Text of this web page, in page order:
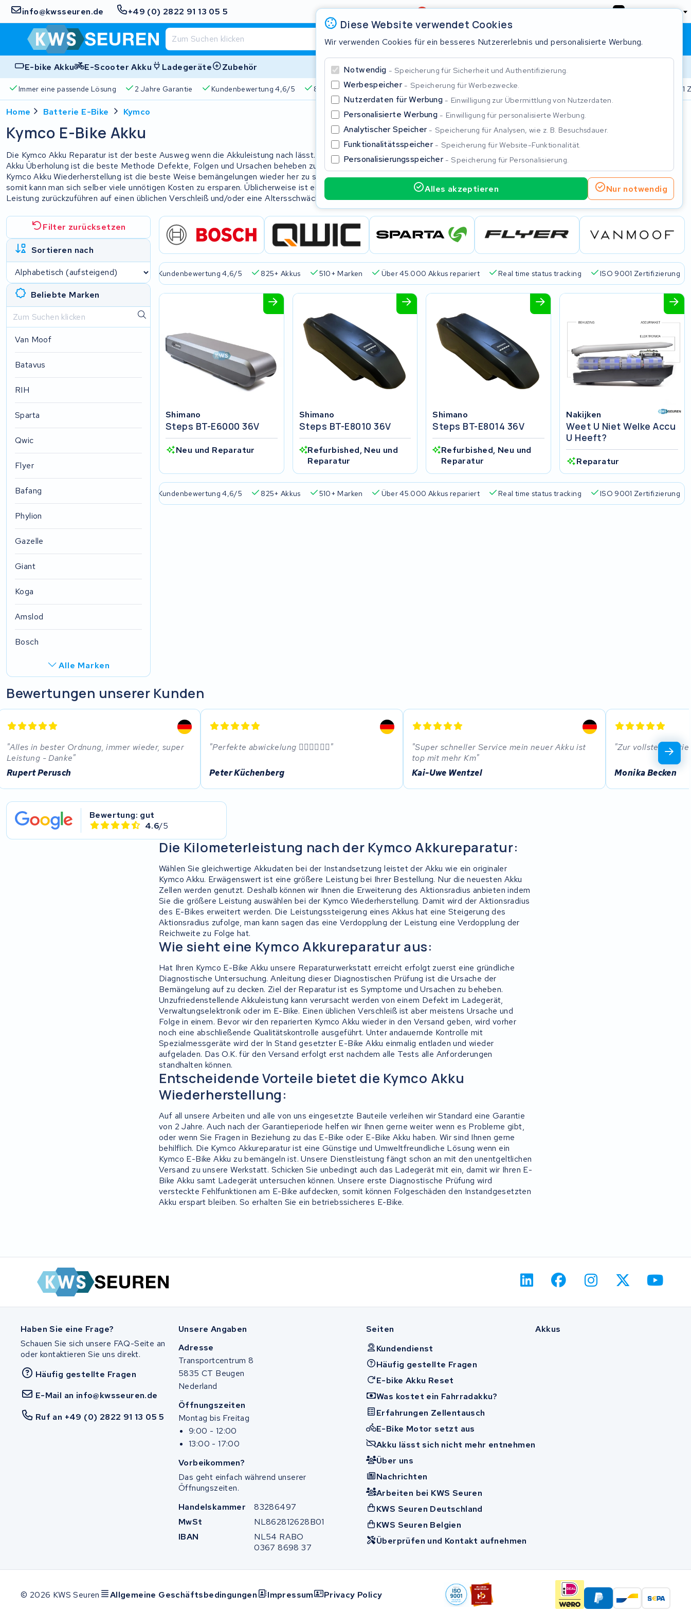
info@kwsseuren.de +49 (0) 2822 91 13 05 5 Bewertung4,6/5 Deutschland
Warenkorb Anmeldung
E-bike Akku E-Scooter Akku Ladegeräte Zubehör
Immer eine passende Lösung 2 Jahre Garantie Kundenbewertung 4,6/5 825+ Akkus 510+ Marken Über 45.000 Akkus repariert ISO 9001
Diese Website verwendet Cookies
Wir verwenden Cookies für ein besseres Nutzererlebnis und personalisierte Werbung.
Notwendig Speicherung für Sicherheit und Authentifizierung.
Werbespeicher Speicherung für Werbezwecke.
Nutzerdaten für Werbung Einwilligung zur Übermittlung von Nutzerdaten.
Personalisierte Werbung Einwilligung für personalisierte Werbung.
Analytischer Speicher Speicherung für Analysen, wie z. B. Besuchsdauer.
Funktionalitätsspeicher Speicherung für Website-Funktionalität.
Personalisierungsspeicher Speicherung für Personalisierung.
Alles akzeptieren Nur notwendig
Home Batterie E-Bike Kymco
Kymco E-Bike Akku
Die Kymco Akku Reparatur ist der beste Ausweg wenn die Akkuleistung nach lässt. Die E-Bike
Akku Überholung ist die beste Methode Defekte, Folgen und Ursachen beheben zu lassen. Die
Kymco Akku Wiederherstellung ist die beste Weise bemängelungen wieder her zu stellen. Und
somit kann man sich selber viele unnötigen Kosten zu ersparen. Üblicherweise ist eine mangelnde
Leistung zurückzuführen auf einen üblichen Verschleiß und/oder eine Altersschwäche.
Filter zurücksetzen
Sortieren nach
Beliebte Marken
Van Moof
Batavus
RIH
Sparta
Qwic
Flyer
Bafang
Phylion
Gazelle
Giant
Koga
Amslod
Bosch
Alle Marken
R.A.T. Holland
SociBike
Ghost
Life&Mobility
Devron
Technibike
KUKA AG
Bianchi
Stella
Winther
Motocaddy
AEG
passende Lösung 2 Jahre Garantie Kundenbewertung 4,6/5 825+ Akkus 510+ Marken Über 45.000 Akkus repariert Real time status tracking ISO 9001 Zertifizierung
Shimano
Steps BT-E6000 36V
Neu und Reparatur
Shimano
Steps BT-E8010 36V
Refurbished, Neu und
Reparatur
Shimano
Steps BT-E8014 36V
Refurbished, Neu und
Reparatur
Nakijken
Weet U Niet Welke Accu
U Heeft?
Reparatur
passende Lösung Kundenbewertung 4,6/5 825+ Akkus 510+ Marken Über 45.000 Akkus repariert Real time status tracking ISO 9001 Zertifizierung
Bewertungen unserer Kunden
Alles in bester Ordnung, immer wieder, super
Leistung - Danke
Rupert Perusch
Perfekte abwickelung 👍🏼👍🏼👍🏼
Peter Küchenberg
Super schneller Service mein neuer Akku ist
top mit mehr Km
Kai-Uwe Wentzel
Zur vollsten
Monika Becken
Bewertung: gut
4.6/5
Die Kilometerleistung nach der Kymco Akkureparatur:
Wählen Sie gleichwertige Akkudaten bei der Instandsetzung leistet der Akku wie ein originaler
Kymco Akku. Erwägenswert ist eine größere Leistung bei Ihrer Bestellung. Nur die neuesten Akku
Zellen werden genutzt. Deshalb können wir Ihnen die Erweiterung des Aktionsradius anbieten indem
Sie die größere Leistung auswählen bei der Kymco Wiederherstellung. Damit wird der Aktionsradius
des E-Bikes erweitert werden. Die Leistungssteigerung eines Akkus hat eine Steigerung des
Aktionsradius zufolge, man kann sagen das eine Verdopplung der Leistung eine Verdopplung der
Reichweite zu Folge hat.
Wie sieht eine Kymco Akkureparatur aus:
Hat Ihren Kymco E-Bike Akku unsere Reparaturwerkstatt erreicht erfolgt zuerst eine gründliche
Diagnostische Untersuchung. Anleitung dieser Diagnostischen Prüfung ist die Ursache der
Bemängelung auf zu decken. Ziel der Reparatur ist es Symptome und Ursachen zu beheben.
Unzufriedenstellende Akkuleistung kann verursacht werden von einem Defekt im Ladegerät,
Verwaltungselektronik oder im E-Bike. Einen üblichen Verschleiß ist aber meistens Ursache und
Folge in einem. Bevor wir den reparierten Kymco Akku wieder in den Versand geben, wird vorher
noch eine abschließende Qualitätskontrolle ausgeführt. Unter andauernde Kontrolle mit
Spezialmessgeräte wird der In Stand gesetzter E-Bike Akku einmalig entladen und wieder
aufgeladen. Das O.K. für den Versand erfolgt erst nachdem alle Tests alle Anforderungen
standhalten können.
Entscheidende Vorteile bietet die Kymco Akku
Wiederherstellung:
Auf all unsere Arbeiten und alle von uns eingesetzte Bauteile verleihen wir Standard eine Garantie
von 2 Jahre. Auch nach der Garantieperiode helfen wir Ihnen gerne weiter wenn es Probleme gibt,
oder wenn Sie Fragen in Beziehung zu das E-Bike oder E-Bike Akku haben. Wir sind Ihnen gerne
behilflich. Die Kymco Akkureparatur ist eine Günstige und Umweltfreundliche Lösung wenn ein
Kymco E-Bike Akku zu bemängeln ist. Unsere Dienstleistung fängt schon an mit den unentgeltlichen
Versand zu unsere Werkstatt. Schicken Sie unbedingt auch das Ladegerät mit ein, damit wir Ihren E-
Bike Akku samt Ladegerät untersuchen können. Unsere erste Diagnostische Prüfung wird
versteckte Fehlfunktionen am E-Bike aufdecken, somit können Folgeschäden den Instandgesetzten
Akku erspart bleiben. So erhalten Sie ein betriebssicheres E-Bike.
Haben Sie eine Frage?
Schauen Sie sich unsere FAQ-Seite an
oder kontaktieren Sie uns direkt.
Häufig gestellte Fragen
E-Mail an info@kwsseuren.de
Ruf an +49 (0) 2822 91 13 05 5
Unsere Angaben
Adresse
Transportcentrum 8
5835 CT Beugen
Nederland
Öffnungszeiten
Montag bis Freitag
9:00 - 12:00
13:00 - 17:00
Vorbeikommen?
Das geht einfach während unserer
Öffnungszeiten.
Handelskammer
83286497
MwSt
NL862812628B01
IBAN
NL54 RABO
0367 8698 37
Seiten
Kundendienst
Häufig gestellte Fragen
E-bike Akku Reset
Was kostet ein Fahrradakku?
Erfahrungen Zellentausch
E-Bike Motor setzt aus
Akku lässt sich nicht mehr entnehmen
Über uns
Nachrichten
Arbeiten bei KWS Seuren
KWS Seuren Deutschland
KWS Seuren Belgien
Überprüfen und Kontakt aufnehmen
Akkus
© 2026 KWS Seuren Allgemeine Geschäftsbedingungen Impressum Privacy Policy
Schließen
Beginnen Sie mit der Eingabe in der Suchleiste, um zu suchen